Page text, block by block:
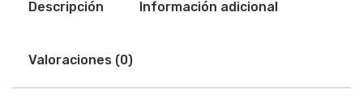
Descripción Información adicional
Valoraciones (0)